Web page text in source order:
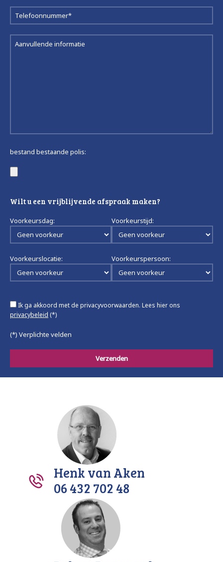
bestand bestaande polis:
Wilt u een vrijblijvende afspraak maken?
Voorkeursdag: Voorkeurstijd:
Voorkeurslocatie: Voorkeurspersoon:
Ik ga akkoord met de privacyvoorwaarden. Lees hier ons
privacybeleid (*)
(*) Verplichte velden
Henk van Aken
06 432 702 48